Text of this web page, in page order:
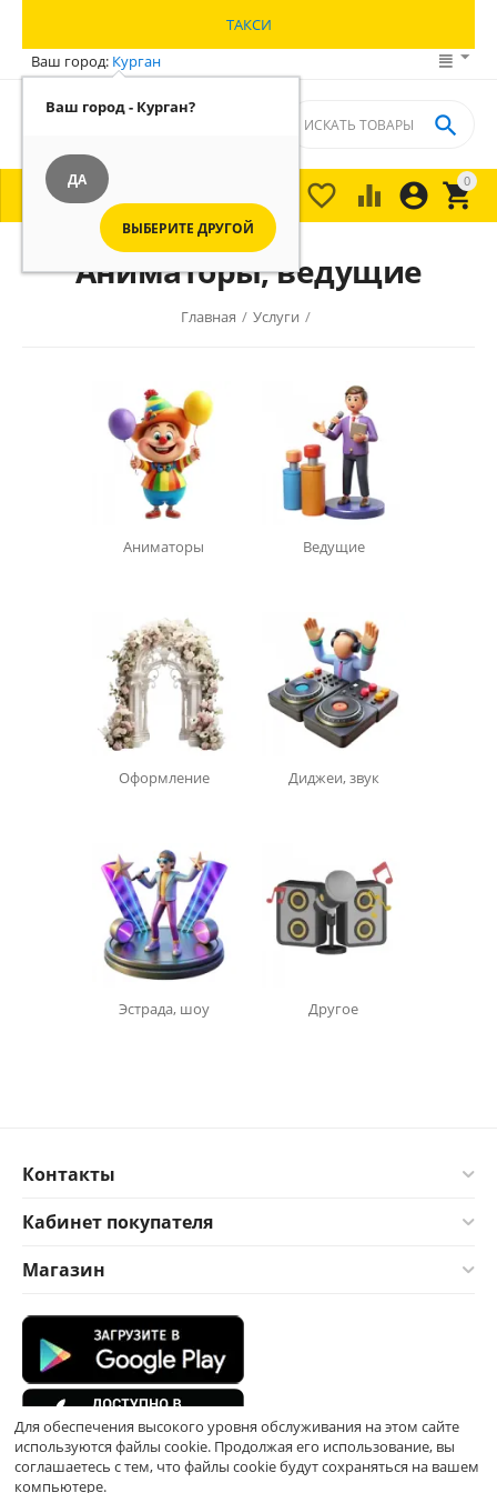
ТАКСИ
Ваш город: Курган
Ваш город - Курган?
ДА
ВЫБЕРИТЕ ДРУГОЙ
0


 

 МЕНЮ
Аниматоры, ведущие
Главная / Услуги /
Аниматоры Ведущие
Оформление Диджеи, звук
Эстрада, шоу Другое
Контакты
Кабинет покупателя
Магазин
Для обеспечения высокого уровня обслуживания на этом сайте
используются файлы cookie. Продолжая его использование, вы
соглашаетесь с тем, что файлы cookie будут сохраняться на вашем
компьютере.